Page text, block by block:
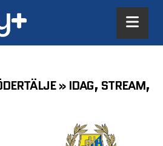
» IDAG, STREAM,